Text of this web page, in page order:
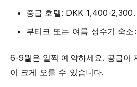
중급 호텔: DKK 1,400-2,300.
부티크 또는 여름 성수기 숙
6-9월은 일찍 예약하세요. 공급이
이 크게 오를 수 있습니다.